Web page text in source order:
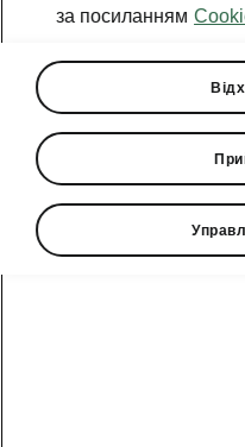
за посиланням